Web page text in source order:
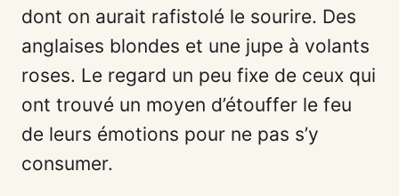
dont on aurait rafistolé le sourire. Des
anglaises blondes et une jupe à volants
roses. Le regard un peu fixe de ceux qui
ont trouvé un moyen d’étouffer le feu
de leurs émotions pour ne pas s’y
consumer.